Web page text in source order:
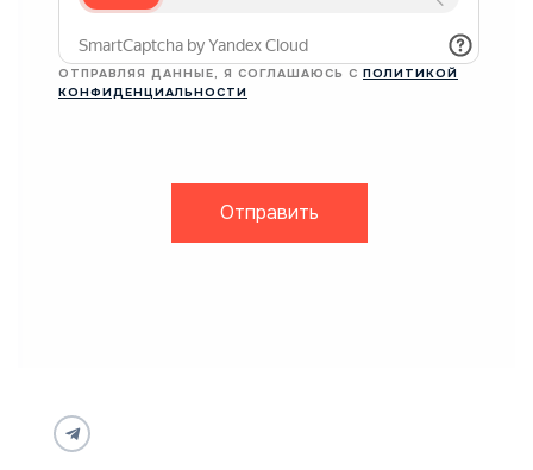
ОТПРАВЛЯЯ ДАННЫЕ, Я СОГЛАШАЮСЬ С ПОЛИТИКОЙ
КОНФИДЕНЦИАЛЬНОСТИ
Отправить